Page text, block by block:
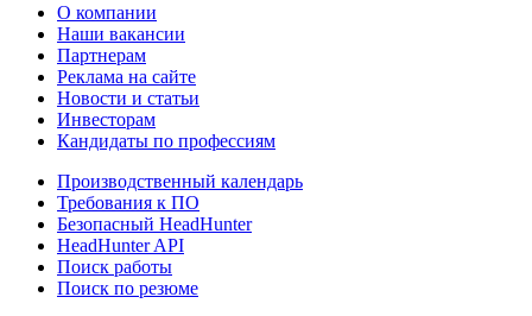
О компании
Наши вакансии
Партнерам
Реклама на сайте
Новости и статьи
Инвесторам
Кандидаты по профессиям
Производственный календарь
Требования к ПО
Безопасный HeadHunter
HeadHunter API
Поиск работы
Поиск по резюме